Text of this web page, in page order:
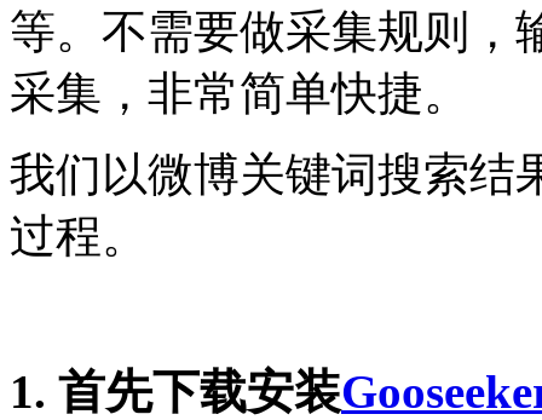
等。不需要做采集规则，
采集，非常简单快捷。
我们以微博关键词搜索结
过程。
1. 首先下载安装